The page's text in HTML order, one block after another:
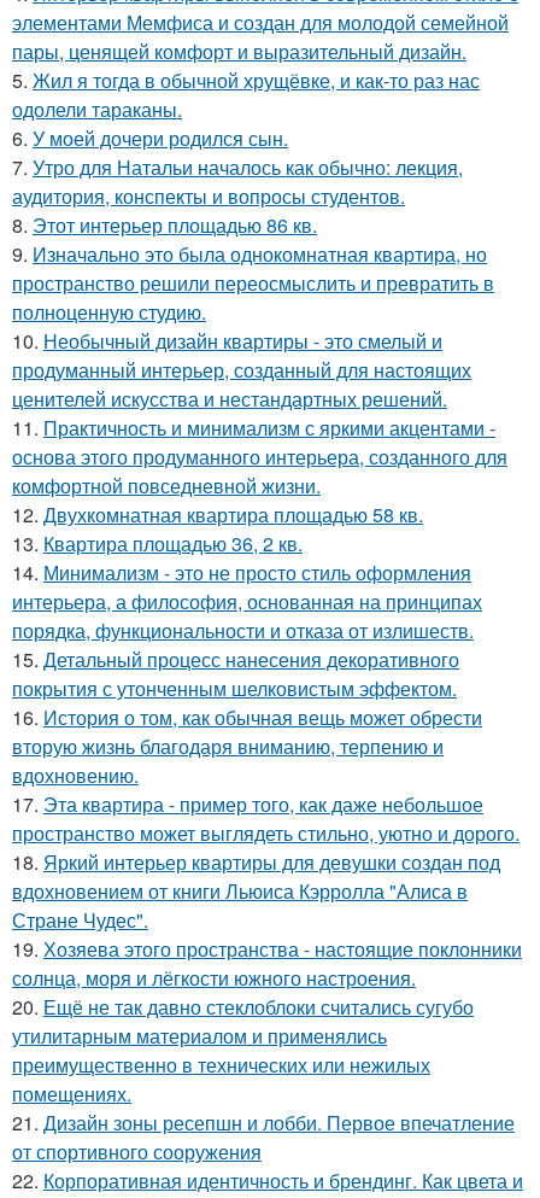
элементами Мемфиса и создан для молодой семейной
пары, ценящей комфорт и выразительный дизайн.
5. Жил я тогда в обычной хрущёвке, и как-то раз нас
одолели тараканы.
6. У моей дочери родился сын.
7. Утро для Натальи началось как обычно: лекция,
аудитория, конспекты и вопросы студентов.
8. Этот интерьер площадью 86 кв.
9. Изначально это была однокомнатная квартира, но
пространство решили переосмыслить и превратить в
полноценную студию.
10. Необычный дизайн квартиры - это смелый и
продуманный интерьер, созданный для настоящих
ценителей искусства и нестандартных решений.
11. Практичность и минимализм с яркими акцентами -
основа этого продуманного интерьера, созданного для
комфортной повседневной жизни.
12. Двухкомнатная квартира площадью 58 кв.
13. Квартира площадью 36, 2 кв.
14. Минимализм - это не просто стиль оформления
интерьера, а философия, основанная на принципах
порядка, функциональности и отказа от излишеств.
15. Детальный процесс нанесения декоративного
покрытия с утонченным шелковистым эффектом.
16. История о том, как обычная вещь может обрести
вторую жизнь благодаря вниманию, терпению и
вдохновению.
17. Эта квартира - пример того, как даже небольшое
пространство может выглядеть стильно, уютно и дорого.
18. Яркий интерьер квартиры для девушки создан под
вдохновением от книги Льюиса Кэрролла "Алиса в
Стране Чудес".
19. Хозяева этого пространства - настоящие поклонники
солнца, моря и лёгкости южного настроения.
20. Ещё не так давно стеклоблоки считались сугубо
утилитарным материалом и применялись
преимущественно в технических или нежилых
помещениях.
21. Дизайн зоны ресепшн и лобби. Первое впечатление
от спортивного сооружения
22. Корпоративная идентичность и брендинг. Как цвета и